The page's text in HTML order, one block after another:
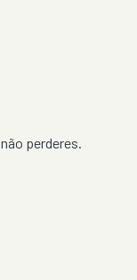
perderes.